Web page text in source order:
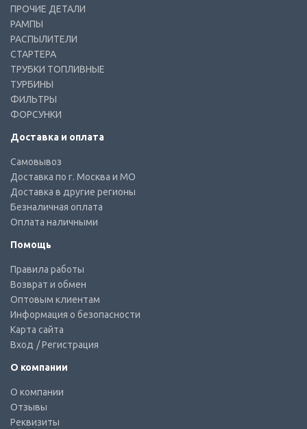
ПРОЧИЕ ДЕТАЛИ
РАМПЫ
РАСПЫЛИТЕЛИ
СТАРТЕРА
ТРУБКИ ТОПЛИВНЫЕ
ТУРБИНЫ
ФИЛЬТРЫ
ФОРСУНКИ
Доставка и оплата
Самовывоз
Доставка по г. Москва и МО
Доставка в другие регионы
Безналичная оплата
Оплата наличными
Помощь
Правила работы
Возврат и обмен
Оптовым клиентам
Информация о безопасности
Карта сайта
Вход / Регистрация
О компании
О компании
Отзывы
Реквизиты